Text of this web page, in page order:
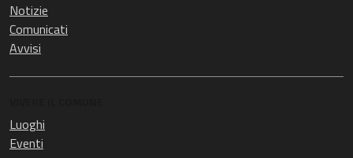
Notizie
Comunicati
Avvisi
Luoghi
Eventi